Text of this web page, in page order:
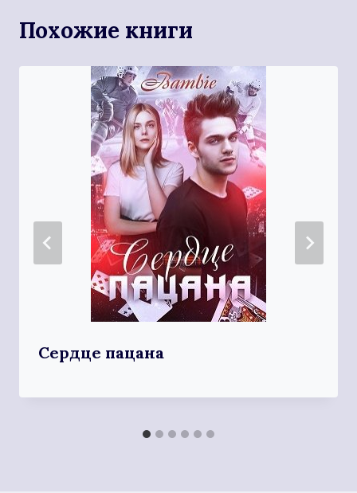
Похожие книги
Сердце пацана